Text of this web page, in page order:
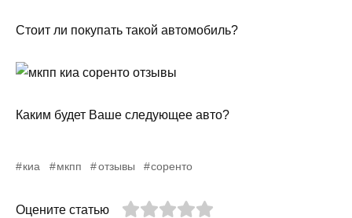
Стоит ли покупать такой автомобиль?
Каким будет Ваше следующее авто?
киа мкпп отзывы соренто
Оцените статью